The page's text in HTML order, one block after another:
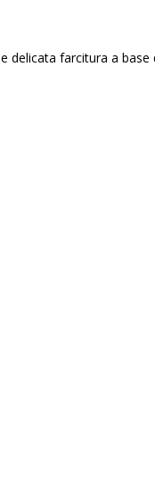
delicata farcitura a